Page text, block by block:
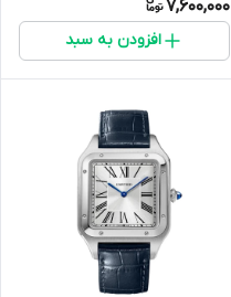
7,600,000
افزودن به سبد